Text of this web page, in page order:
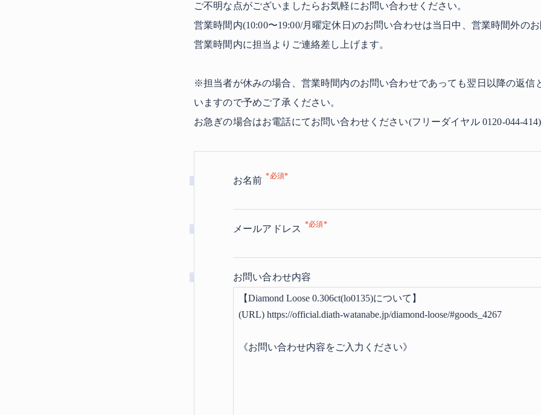
ご不明な点がございましたらお気軽にお問い合わせください。
営業時間内(10:00〜19:00/月曜定休日)のお問い合わせは当日中、営業時間外の
営業時間内に担当よりご連絡差し上げます。
※担当者が休みの場合、営業時間内のお問い合わせであっても翌日以降の返信
いますので予めご了承ください。
お急ぎの場合はお電話にてお問い合わせください(フリーダイヤル 0120-044-
お名前
メールアドレス
お問い合わせ内容